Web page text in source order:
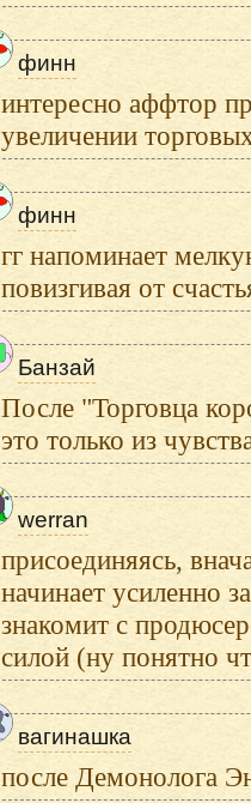
финн
интересно аффтор
увеличении
финн
гг напоминает
повизгивая от
Банзай
После "Торговца
это только из
werran
присоединяясь,
начинает усиленно
знакомит с
силой (ну понятно
вагинашка
после Демонолога